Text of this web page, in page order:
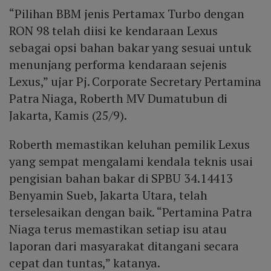
“Pilihan BBM jenis Pertamax Turbo dengan
RON 98 telah diisi ke kendaraan Lexus
sebagai opsi bahan bakar yang sesuai untuk
menunjang performa kendaraan sejenis
Lexus,” ujar Pj. Corporate Secretary Pertamina
Patra Niaga, Roberth MV Dumatubun di
Jakarta, Kamis (25/9).
Roberth memastikan keluhan pemilik Lexus
yang sempat mengalami kendala teknis usai
pengisian bahan bakar di SPBU 34.14413
Benyamin Sueb, Jakarta Utara, telah
terselesaikan dengan baik. “Pertamina Patra
Niaga terus memastikan setiap isu atau
laporan dari masyarakat ditangani secara
cepat dan tuntas,” katanya.